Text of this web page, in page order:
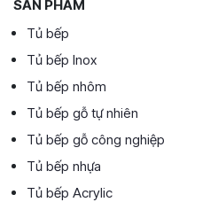
SẢN PHẨM
Tủ bếp
Tủ bếp Inox
Tủ bếp nhôm
Tủ bếp gỗ tự nhiên
Tủ bếp gỗ công nghiệp
Tủ bếp nhựa
Tủ bếp Acrylic